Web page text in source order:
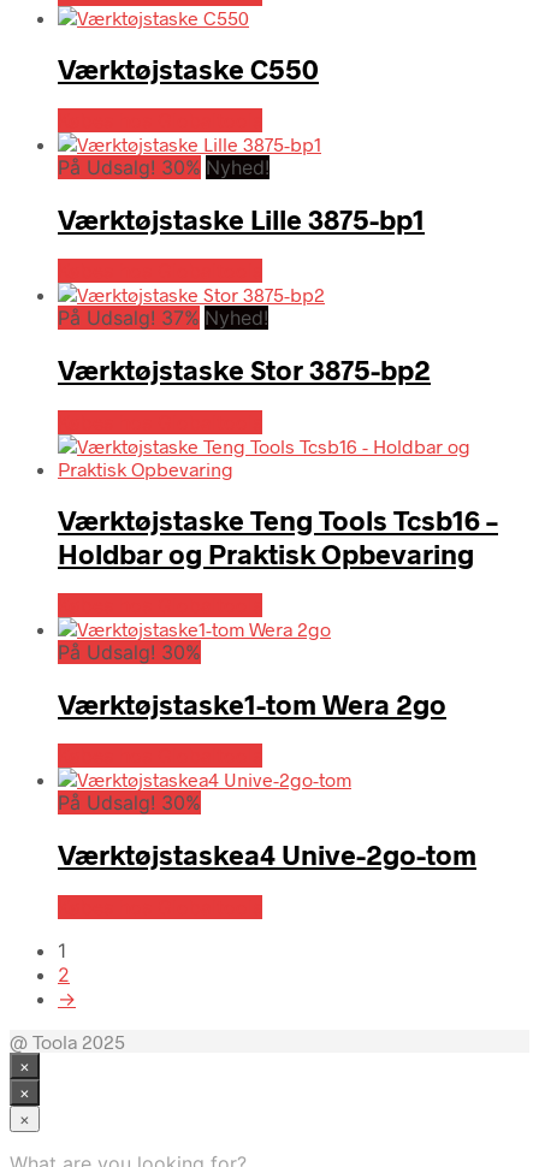
Værktøjstaske C550
På Udsalg! 30% Nyhed!
Værktøjstaske Lille 3875-bp1
På Udsalg! 37% Nyhed!
Værktøjstaske Stor 3875-bp2
Værktøjstaske Teng Tools Tcsb16 –
Holdbar og Praktisk Opbevaring
På Udsalg! 30%
Værktøjstaske1-tom Wera 2go
På Udsalg! 30%
Værktøjstaskea4 Unive-2go-tom
1
2
→
@ Toola 2025
×
×
×